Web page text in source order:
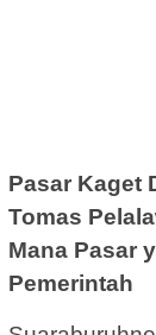
Pasar Kaget
Tomas
Mana Pasar
Pemerintah